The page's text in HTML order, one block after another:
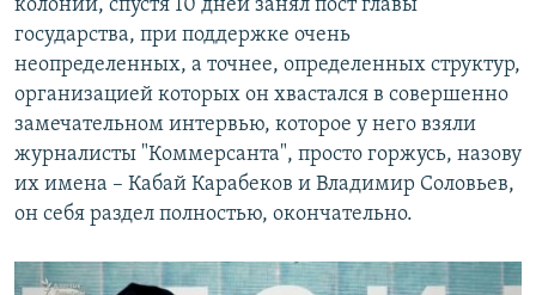
колонии, спустя 10 дней занял пост главы
государства, при поддержке очень
неопределенных, а точнее, определенных структур,
организацией которых он хвастался в совершенно
замечательном интервью, которое у него взяли
журналисты "Коммерсанта", просто горжусь, назову
их имена – Кабай Карабеков и Владимир Соловьев,
он себя раздел полностью, окончательно.